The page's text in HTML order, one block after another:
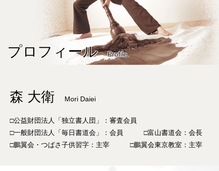
プロフィール Profile
森 大衛 Mori Daiei
□公益財団法人「独立書人団」：審査会員
□一般財団法人「毎日書道会」：会員 □富山書道会：会長
□鵬翼会・つばさ子供習字：主宰 □鵬翼会東京教室：主宰